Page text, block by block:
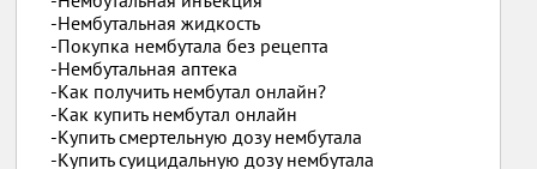
-Нембутальная жидкость
-Покупка нембутала без рецепта
-Нембутальная аптека
-Как получить нембутал онлайн?
-Как купить нембутал онлайн
-Купить смертельную дозу нембутала
-Купить суицидальную дозу нембутала